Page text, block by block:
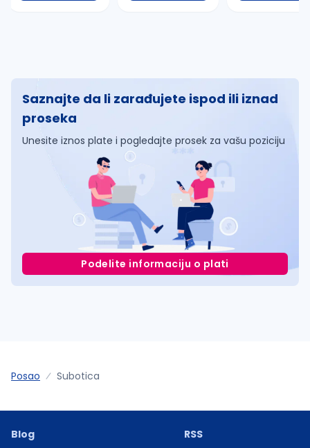
Saznajte da li zarađujete ispod ili iznad
proseka
Unesite iznos plate i pogledajte prosek za vašu poziciju
Podelite informaciju o plati
Posao Subotica
Blog
RSS